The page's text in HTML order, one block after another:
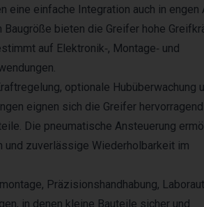
eine einfache Integration auch in engen
Baugröße bieten die Greifer hohe
auf Elektronik‑, Montage‑ und
optionale Hubüberwachung
eignen sich die Greifer
Die pneumatische Ansteuerung
und zuverlässige Wiederholbarkeit im
Präzisionshandhabung,
in denen kleine Bauteile sicher und